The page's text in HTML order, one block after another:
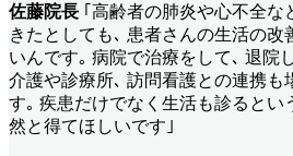
佐藤院長 ｢高齢者の肺炎や心不全
きたとしても､ 患者さんの生活の改
いんです｡ 病院で治療をして､ 退院
介護や診療所､ 訪問看護との連携も
す｡ 疾患だけでなく生活も診るとい
然と得てほしいです｣